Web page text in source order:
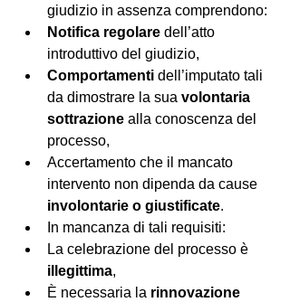
giudizio in assenza comprendono:
Notifica regolare dell’atto
introduttivo del giudizio,
Comportamenti dell’imputato tali
da dimostrare la sua volontaria
sottrazione alla conoscenza del
processo,
Accertamento che il mancato
involontarie o giustificate.
In mancanza di tali requisiti:
illegittima,
È necessaria la rinnovazione